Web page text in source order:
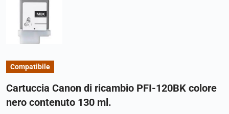
Compatibile
Cartuccia Canon di ricambio PFI-120BK colore
nero contenuto 130 ml.